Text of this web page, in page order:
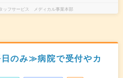
ッフサービス メディカル事業本部
のみ≫病院で受付やカ